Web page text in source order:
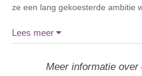
ze een lang gekoesterde ambitie
Lees meer
Meer informatie